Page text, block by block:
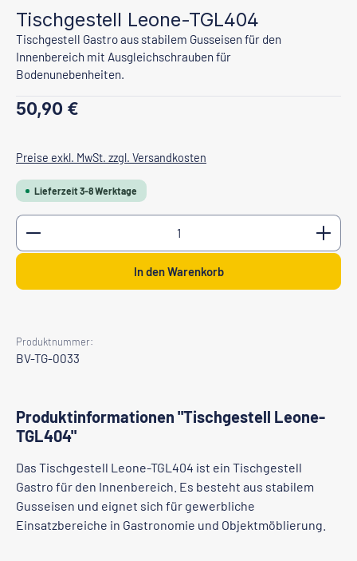
Tischgestell Leone-TGL404
Tischgestell Gastro aus stabilem Gusseisen für den
Innenbereich mit Ausgleichschrauben für
Bodenunebenheiten.
Regulärer Preis:
50,90 €
Preise exkl. MwSt. zzgl. Versandkosten
Lieferzeit 3-8 Werktage
Produkt Anzahl: Gib den gewünschten Wert ein
In den Warenkorb
Produktnummer:
BV-TG-0033
Produktinformationen "Tischgestell Leone-
TGL404"
Das Tischgestell Leone-TGL404 ist ein Tischgestell
Gastro für den Innenbereich. Es besteht aus stabilem
Gusseisen und eignet sich für gewerbliche
Einsatzbereiche in Gastronomie und Objektmöblierung.